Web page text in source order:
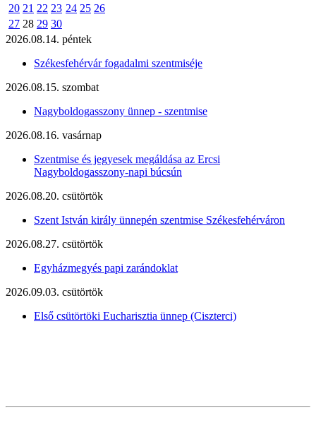
20 21 22 23 24 25 26
27 28 29 30
2026.08.14. péntek
Székesfehérvár fogadalmi szentmiséje
2026.08.15. szombat
Nagyboldogasszony ünnep - szentmise
2026.08.16. vasárnap
Szentmise és jegyesek megáldása az Ercsi
Nagyboldogasszony-napi búcsún
2026.08.20. csütörtök
Szent István király ünnepén szentmise Székesfehérváron
2026.08.27. csütörtök
Egyházmegyés papi zarándoklat
2026.09.03. csütörtök
Első csütörtöki Eucharisztia ünnep (Ciszterci)